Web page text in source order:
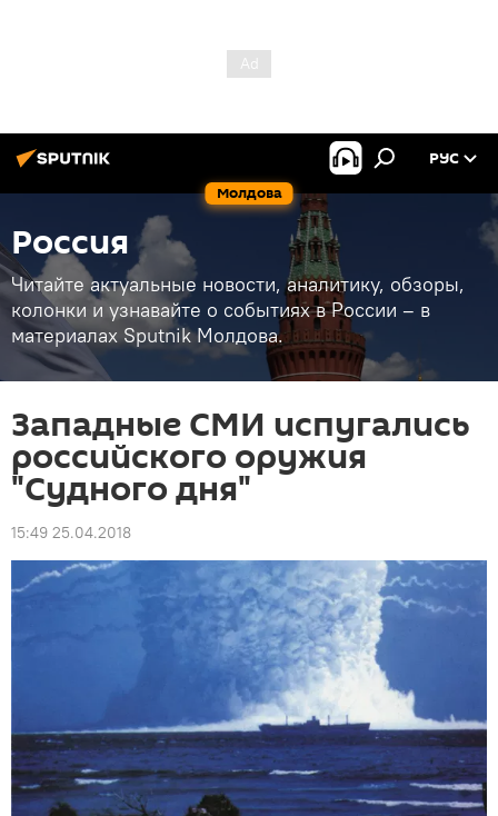
Молдова
РУС
Россия
Читайте актуальные новости, аналитику, обзоры,
колонки и узнавайте о событиях в России – в
материалах Sputnik Молдова.
Западные СМИ испугались
российского оружия
"Судного дня"
15:49 25.04.2018